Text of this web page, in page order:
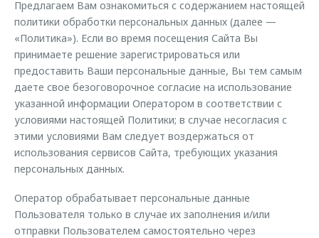
Предлагаем Вам ознакомиться с содержанием настоящей
политики обработки персональных данных (далее —
«Политика»). Если во время посещения Сайта Вы
принимаете решение зарегистрироваться или
предоставить Ваши персональные данные, Вы тем самым
даете свое безоговорочное согласие на использование
указанной информации Оператором в соответствии с
условиями настоящей Политики; в случае несогласия с
этими условиями Вам следует воздержаться от
использования сервисов Сайта, требующих указания
персональных данных.
Оператор обрабатывает персональные данные
Пользователя только в случае их заполнения и/или
отправки Пользователем самостоятельно через